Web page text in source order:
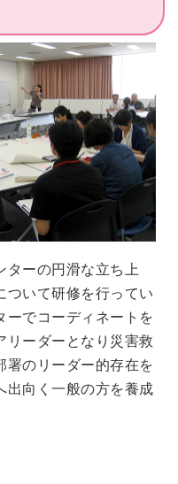
ビスを更新しま
養成研修（基
ターの円滑な立ち上
ついて研修を行ってい
ーでコーディネートを
リーダーとなり災害救
署のリーダー的存在を
出向く一般の方を養成